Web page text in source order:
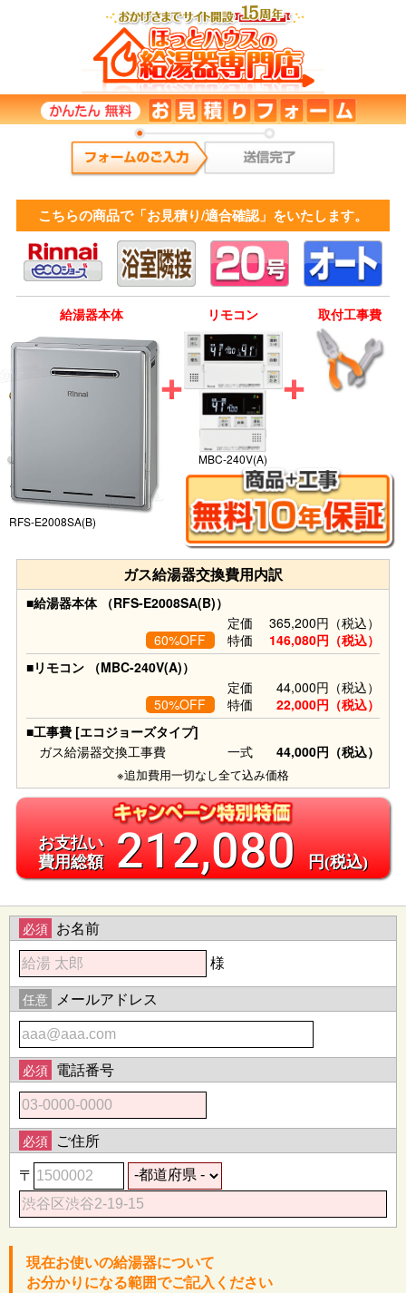
こちらの商品で「お見積り/適合確認」をいたします。
給湯器本体
RFS-E2008SA(B)
リモコン
MBC-240V(A)
取付工事費
ガス給湯器交換費用内訳
■給湯器本体 （RFS-E2008SA(B)）
定価
365,200円（税込）
60%OFF
特価
146,080円（税込）
■リモコン （MBC-240V(A)）
定価
44,000円（税込）
50%OFF
特価
22,000円（税込）
■工事費 [エコジョーズタイプ]
ガス給湯器交換工事費
一式 44,000円（税込）
※追加費用一切なし全て込み価格
お支払い
費用総額212,080円(税込)
必須 お名前
様
任意 メールアドレス
必須 電話番号
必須 ご住所
〒
現在お使いの給湯器について
お分かりになる範囲でご記入ください